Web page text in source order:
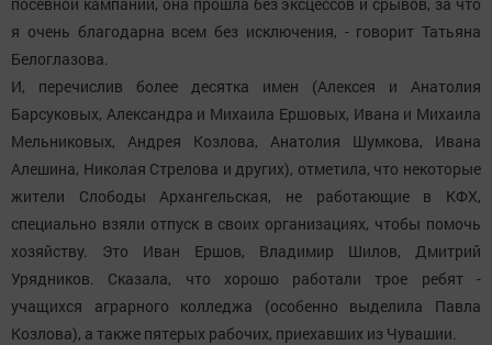
я очень благодарна всем без исключения, - говорит Татьяна
Белоглазова.
И, перечислив более десятка имен (Алексея и Анатолия
Барсуковых, Александра и Михаила Ершовых, Ивана и Михаила
Мельниковых, Андрея Козлова, Анатолия Шумкова, Ивана
Алешина, Николая Стрелова и других), отметила, что некоторые
жители Слободы Архангельская, не работающие в КФХ,
специально взяли отпуск в своих организациях, чтобы помочь
хозяйству. Это Иван Ершов, Владимир Шилов, Дмитрий
Урядников. Сказала, что хорошо работали трое ребят -
учащихся аграрного колледжа (особенно выделила Павла
Козлова), а также пятерых рабочих, приехавших из Чувашии.